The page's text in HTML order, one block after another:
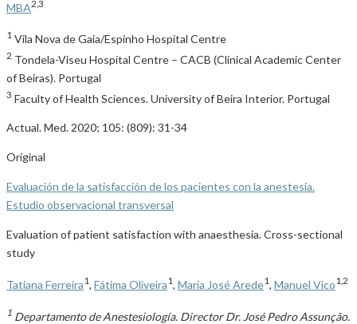
MBA2,3
1 Vila Nova de Gaia/Espinho Hospital Centre
2 Tondela-Viseu Hospital Centre – CACB (Clinical Academic Center
of Beiras). Portugal
3 Faculty of Health Sciences. University of Beira Interior. Portugal
Actual. Med. 2020; 105: (809): 31-34
Original
Evaluación de la satisfacción de los pacientes con la anestesia.
Estudio observacional transversal
Evaluation of patient satisfaction with anaesthesia. Cross-sectional
study
Tatiana Ferreira1, Fátima Oliveira1, Maria José Arede1, Manuel Vico1,2
1 Departamento de Anestesiología. Director Dr. José Pedro Assunção.